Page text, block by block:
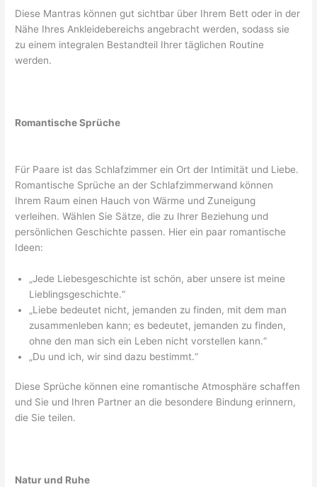
Diese Mantras können gut sichtbar über Ihrem Bett oder in der
Nähe Ihres Ankleidebereichs angebracht werden, sodass sie
zu einem integralen Bestandteil Ihrer täglichen Routine
werden.
Romantische Sprüche
Für Paare ist das Schlafzimmer ein Ort der Intimität und Liebe.
Romantische Sprüche an der Schlafzimmerwand können
Ihrem Raum einen Hauch von Wärme und Zuneigung
verleihen. Wählen Sie Sätze, die zu Ihrer Beziehung und
persönlichen Geschichte passen. Hier ein paar romantische
Ideen:
„Jede Liebesgeschichte ist schön, aber unsere ist meine
Lieblingsgeschichte.“
„Liebe bedeutet nicht, jemanden zu finden, mit dem man
zusammenleben kann; es bedeutet, jemanden zu finden,
ohne den man sich ein Leben nicht vorstellen kann.“
„Du und ich, wir sind dazu bestimmt.“
Diese Sprüche können eine romantische Atmosphäre schaffen
und Sie und Ihren Partner an die besondere Bindung erinnern,
die Sie teilen.
Natur und Ruhe